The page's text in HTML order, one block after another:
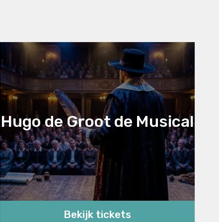
Hugo de Groot de Musical
Bekijk tickets